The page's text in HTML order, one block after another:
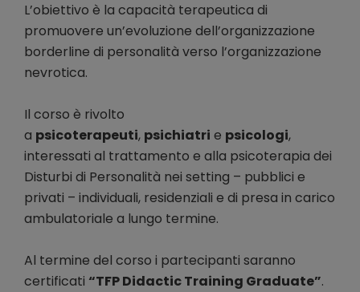
L’obiettivo è la capacità terapeutica di
promuovere un’evoluzione dell’organizzazione
borderline di personalità verso l’organizzazione
nevrotica.
Il corso è rivolto
a psicoterapeuti, psichiatri e psicologi,
interessati al trattamento e alla psicoterapia dei
Disturbi di Personalità nei setting – pubblici e
privati – individuali, residenziali e di presa in carico
ambulatoriale a lungo termine.
Al termine del corso i partecipanti saranno
certificati “TFP Didactic Training Graduate”.